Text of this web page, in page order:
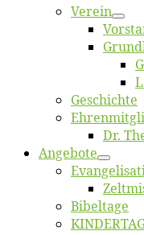
Ver­ein
Ge­schich­te
Dr.
An­ge­bo­te
Bi­bel­ta­ge